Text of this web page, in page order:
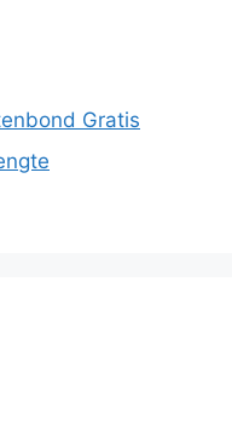
Gratis